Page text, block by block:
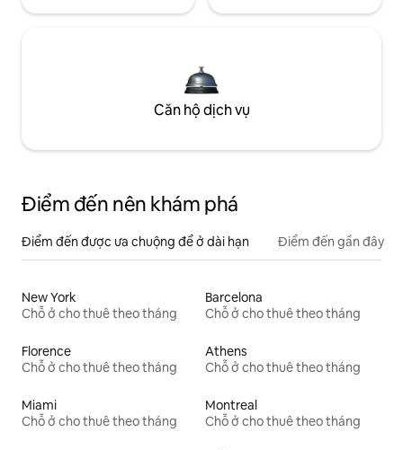
Căn hộ dịch vụ
Điểm đến nên khám phá
Điểm đến được ưa chuộng để ở dài hạn Điểm đến gần đây
New York
Chỗ ở cho thuê theo tháng
Barcelona
Chỗ ở cho thuê theo tháng
Florence
Chỗ ở cho thuê theo tháng
Athens
Chỗ ở cho thuê theo tháng
Miami
Chỗ ở cho thuê theo tháng
Montreal
Chỗ ở cho thuê theo tháng